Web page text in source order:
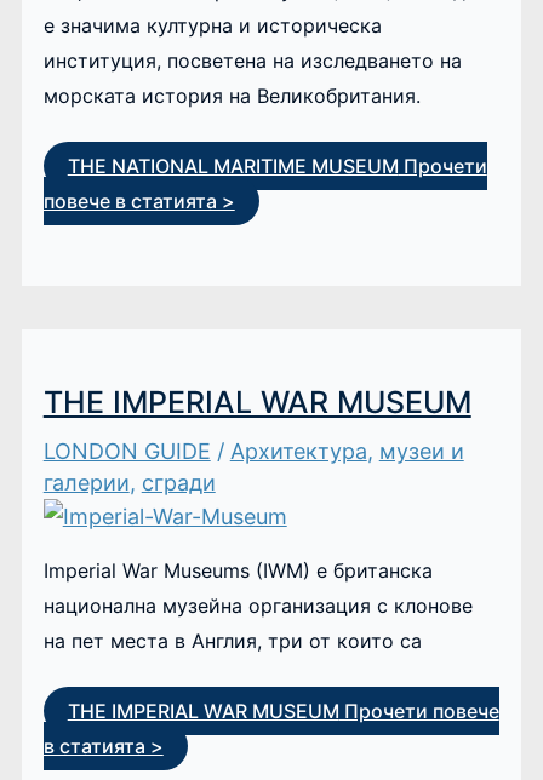
е значима културна и историческа
институция, посветена на изследването на
морската история на Великобритания.
THE NATIONAL MARITIME MUSEUM Прочети
повече в статията >
THE IMPERIAL WAR MUSEUM
LONDON GUIDE / Архитектура, музеи и
галерии, сгради
Imperial War Museums (IWM) е британска
национална музейна организация с клонове
на пет места в Англия, три от които са
THE IMPERIAL WAR MUSEUM Прочети повече
в статията >